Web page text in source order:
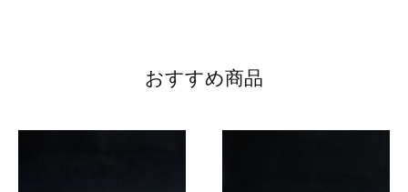
おすすめ商品